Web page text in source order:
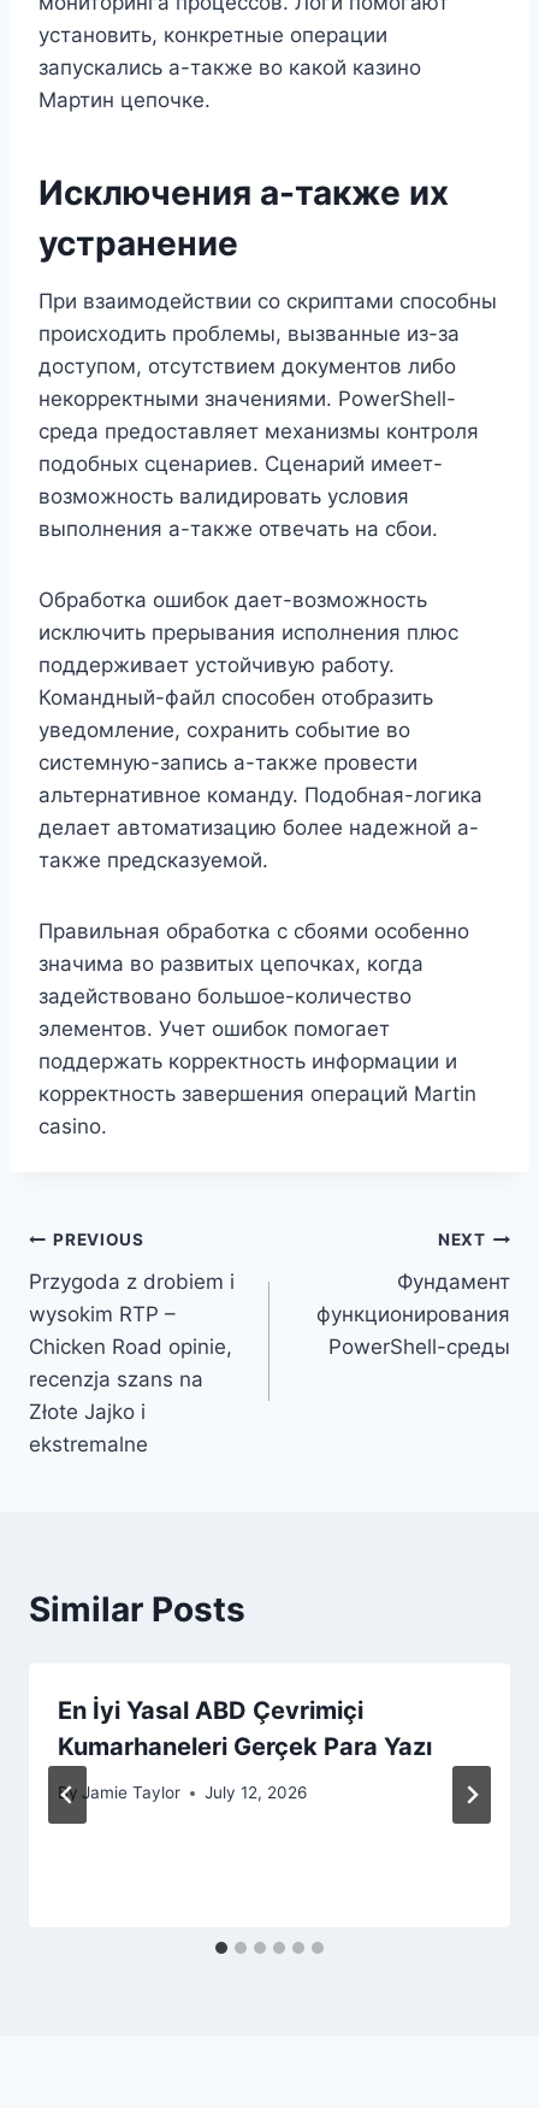
установить, конкретные операции
запускались а-также во какой казино
Мартин цепочке.
Исключения а-также их
устранение
При взаимодействии со скриптами способны
происходить проблемы, вызванные из-за
доступом, отсутствием документов либо
некорректными значениями. PowerShell-
среда предоставляет механизмы контроля
подобных сценариев. Сценарий имеет-
возможность валидировать условия
выполнения а-также отвечать на сбои.
Обработка ошибок дает-возможность
исключить прерывания исполнения плюс
поддерживает устойчивую работу.
Командный-файл способен отобразить
уведомление, сохранить событие во
системную-запись а-также провести
альтернативное команду. Подобная-логика
делает автоматизацию более надежной а-
также предсказуемой.
Правильная обработка с сбоями особенно
значима во развитых цепочках, когда
задействовано большое-количество
элементов. Учет ошибок помогает
поддержать корректность информации и
корректность завершения операций Martin
casino.
Post
navigation
PREVIOUS
Przygoda z drobiem i
wysokim RTP –
Chicken Road opinie,
recenzja szans na
Złote Jajko i
ekstremalne
NEXT
Фундамент
функционирования
PowerShell-среды
Similar Posts
En İyi Yasal ABD Çevrimiçi
Kumarhaneleri Gerçek Para Yazı
By Jamie Taylor July 12, 2026